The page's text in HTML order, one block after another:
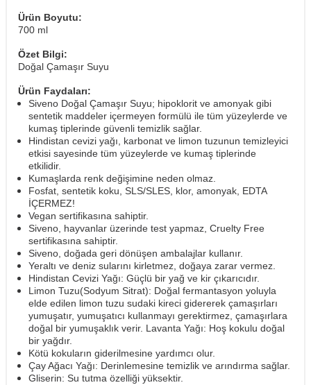
Ürün Boyutu:
700 ml
Özet Bilgi:
Doğal Çamaşır Suyu
Ürün Faydaları:
Siveno Doğal Çamaşır Suyu; hipoklorit ve amonyak gibi
sentetik maddeler içermeyen formülü ile tüm yüzeylerde ve
kumaş tiplerinde güvenli temizlik sağlar.
Hindistan cevizi yağı, karbonat ve limon tuzunun temizleyici
etkisi sayesinde tüm yüzeylerde ve kumaş tiplerinde
etkilidir.
Kumaşlarda renk değişimine neden olmaz.
Fosfat, sentetik koku, SLS/SLES, klor, amonyak, EDTA
İÇERMEZ!
Vegan sertifikasına sahiptir.
Siveno, hayvanlar üzerinde test yapmaz, Cruelty Free
sertifikasına sahiptir.
Siveno, doğada geri dönüşen ambalajlar kullanır.
Yeraltı ve deniz sularını kirletmez, doğaya zarar vermez.
Hindistan Cevizi Yağı: Güçlü bir yağ ve kir çıkarıcıdır.
Limon Tuzu(Sodyum Sitrat): Doğal fermantasyon yoluyla
elde edilen limon tuzu sudaki kireci gidererek çamaşırları
yumuşatır, yumuşatıcı kullanmayı gerektirmez, çamaşırlara
doğal bir yumuşaklık verir. Lavanta Yağı: Hoş kokulu doğal
bir yağdır.
Kötü kokuların giderilmesine yardımcı olur.
Çay Ağacı Yağı: Derinlemesine temizlik ve arındırma sağlar.
Gliserin: Su tutma özelliği yüksektir.